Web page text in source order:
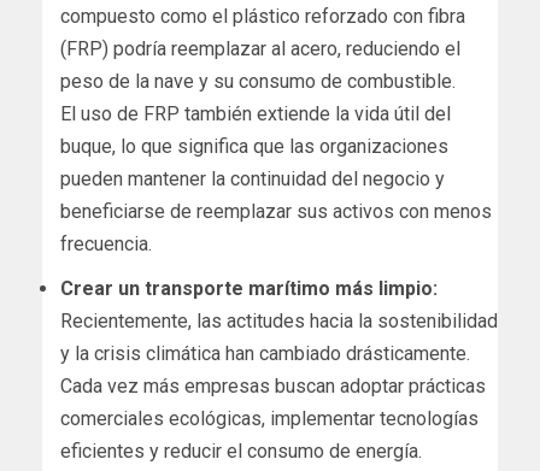
compuesto como el plástico reforzado con fibra
(FRP) podría reemplazar al acero, reduciendo el
peso de la nave y su consumo de combustible.
El uso de FRP también extiende la vida útil del
buque, lo que significa que las organizaciones
pueden mantener la continuidad del negocio y
beneficiarse de reemplazar sus activos con menos
frecuencia.
Crear un transporte marítimo más limpio:
Recientemente, las actitudes hacia la sostenibilidad
y la crisis climática han cambiado drásticamente.
Cada vez más empresas buscan adoptar prácticas
comerciales ecológicas, implementar tecnologías
eficientes y reducir el consumo de energía.